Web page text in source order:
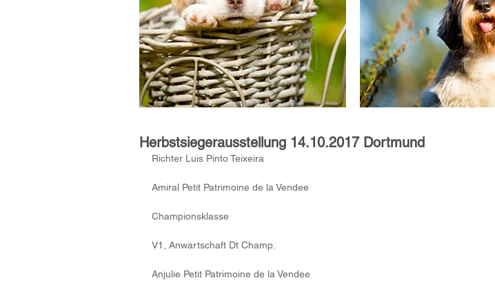
Herbstsiegerausstellung 14.10.2017 Dortmund
Richter Luis Pinto Teixeira
Amiral Petit Patrimoine de la Vendee
Championsklasse
V1, Anwartschaft Dt Champ.
Anjulie Petit Patrimoine de la Vendee